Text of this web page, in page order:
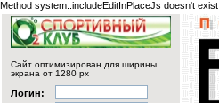
Method system::includeEditInPlaceJs doesn't exist
Сайт оптимизирован для ширины
экрана от 1280 px
Логин: